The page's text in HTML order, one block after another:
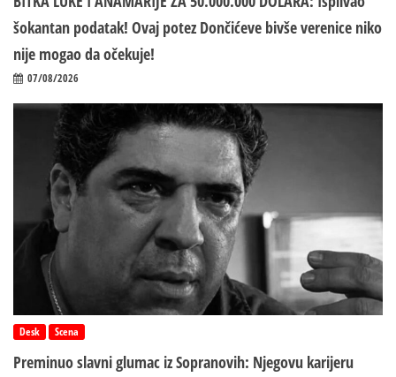
šokantan podatak! Ovaj potez Dončićeve bivše verenice niko
nije mogao da očekuje!
07/08/2026
Desk Scena
Preminuo slavni glumac iz Sopranovih: Njegovu karijeru